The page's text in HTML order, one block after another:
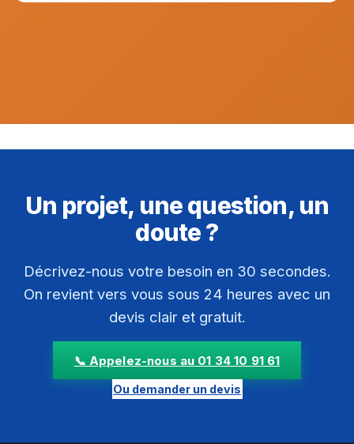
Un projet, une question, un
doute ?
Décrivez-nous votre besoin en 30 secondes.
On revient vers vous sous 24 heures avec un
devis clair et gratuit.
📞 Appelez-nous au 01 34 10 91 61
Ou demander un devis